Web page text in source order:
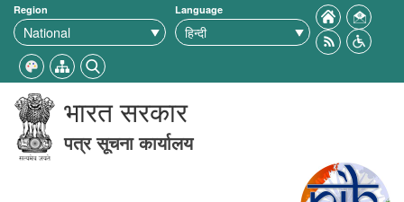
Region Language
भारत सरकार
पत्र सूचना कार्यालय